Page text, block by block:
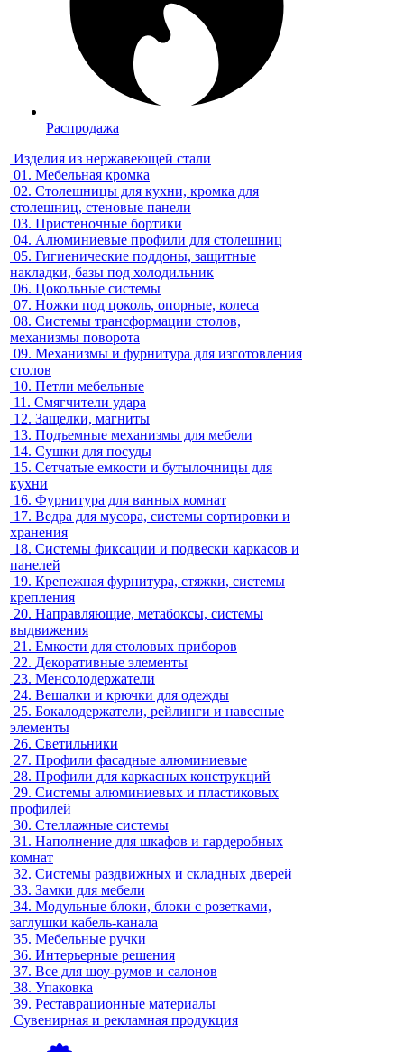
Распродажа
Изделия из нержавеющей стали
01. Мебельная кромка
02. Столешницы для кухни, кромка для
столешниц, стеновые панели
03. Пристеночные бортики
04. Алюминиевые профили для столешниц
05. Гигиенические поддоны, защитные
накладки, базы под холодильник
06. Цокольные системы
07. Ножки под цоколь, опорные, колеса
08. Системы трансформации столов,
механизмы поворота
09. Механизмы и фурнитура для изготовления
столов
10. Петли мебельные
11. Смягчители удара
12. Защелки, магниты
13. Подъемные механизмы для мебели
14. Сушки для посуды
15. Сетчатые емкости и бутылочницы для
кухни
16. Фурнитура для ванных комнат
17. Ведра для мусора, системы сортировки и
хранения
18. Системы фиксации и подвески каркасов и
панелей
19. Крепежная фурнитура, стяжки, системы
крепления
20. Направляющие, метабоксы, системы
выдвижения
21. Емкости для столовых приборов
22. Декоративные элементы
23. Менсолодержатели
24. Вешалки и крючки для одежды
25. Бокалодержатели, рейлинги и навесные
элементы
26. Светильники
27. Профили фасадные алюминиевые
28. Профили для каркасных конструкций
29. Системы алюминиевых и пластиковых
профилей
30. Стеллажные системы
31. Наполнение для шкафов и гардеробных
комнат
32. Системы раздвижных и складных дверей
33. Замки для мебели
34. Модульные блоки, блоки с розетками,
заглушки кабель-канала
35. Мебельные ручки
36. Интерьерные решения
37. Все для шоу-румов и салонов
38. Упаковка
39. Реставрационные материалы
Сувенирная и рекламная продукция